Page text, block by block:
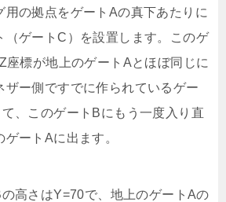
用の拠点をゲートAの真下あたりに
（ゲートC）を設置します。このゲ
座標が地上のゲートAとほぼ同じに
ザー側ですでに作られているゲー
て、このゲートBにもう一度入り直
ートAに出ます。
高さはY=70で、地上のゲートAの